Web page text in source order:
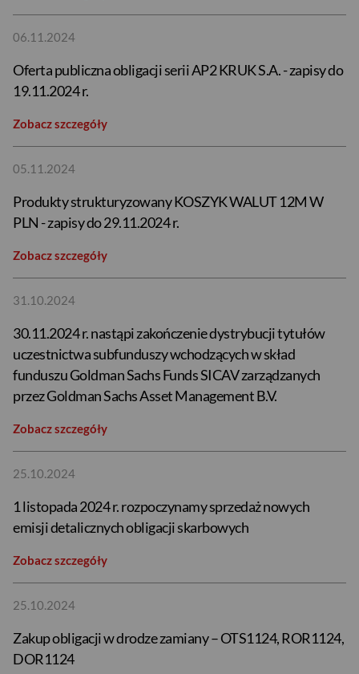
06.11.2024
Oferta publiczna obligacji serii AP2 KRUK S.A. - zapisy do
19.11.2024 r.
Zobacz szczegóły
05.11.2024
Produkty strukturyzowany KOSZYK WALUT 12M W
PLN - zapisy do 29.11.2024 r.
Zobacz szczegóły
31.10.2024
30.11.2024 r. nastąpi zakończenie dystrybucji tytułów
uczestnictwa subfunduszy wchodzących w skład
funduszu Goldman Sachs Funds SICAV zarządzanych
przez Goldman Sachs Asset Management B.V.
Zobacz szczegóły
25.10.2024
1 listopada 2024 r. rozpoczynamy sprzedaż nowych
emisji detalicznych obligacji skarbowych
Zobacz szczegóły
25.10.2024
Zakup obligacji w drodze zamiany – OTS1124, ROR1124,
DOR1124